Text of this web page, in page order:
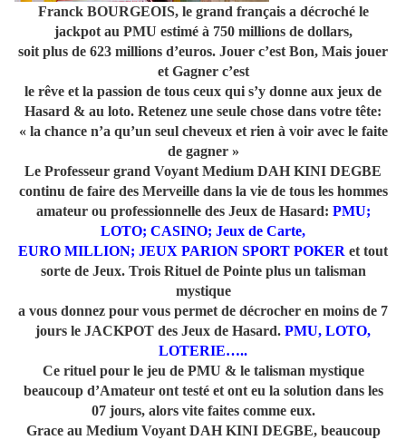
Franck BOURGEOIS, le grand français a décroché le
jackpot au PMU estimé à 750 millions de dollars,
soit plus de 623 millions d’euros. Jouer c’est Bon, Mais jouer
et Gagner c’est
le rêve et la passion de tous ceux qui s’y donne aux jeux de
Hasard & au loto. Retenez une seule chose dans votre tête:
« la chance n’a qu’un seul cheveux et rien à voir avec le faite
de gagner »
Le Professeur grand Voyant Medium DAH KINI DEGBE
continu de faire des Merveille dans la vie de tous les hommes
amateur ou professionnelle des Jeux de Hasard: PMU;
LOTO; CASINO; Jeux de Carte,
EURO MILLION; JEUX PARION SPORT POKER et tout
sorte de Jeux. Trois Rituel de Pointe plus un talisman
mystique
a vous donnez pour vous permet de décrocher en moins de 7
jours le JACKPOT des Jeux de Hasard. PMU, LOTO,
LOTERIE…..
Ce rituel pour le jeu de PMU & le talisman mystique
beaucoup d’Amateur ont testé et ont eu la solution dans les
07 jours, alors vite faites comme eux.
Grace au Medium Voyant DAH KINI DEGBE, beaucoup